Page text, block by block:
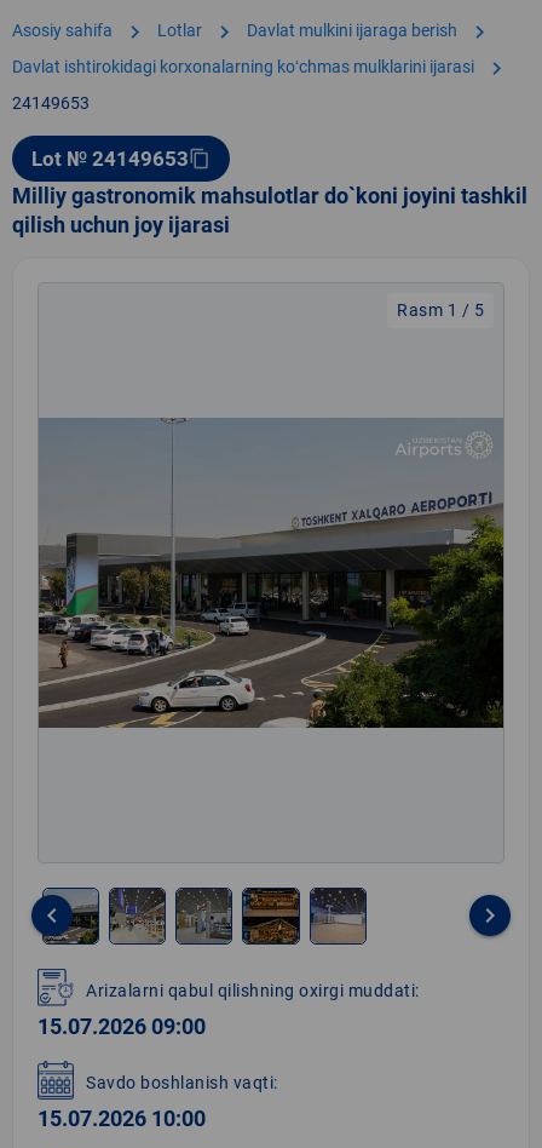
Asosiy sahifa chevron_right Lotlar chevron_right Davlat mulkini ijaraga berish chevron_right
Davlat ishtirokidagi korxonalarning koʻchmas mulklarini ijarasi chevron_right
24149653
Lot № 24149653content_copy
Milliy gastronomik mahsulotlar do`koni joyini tashkil
qilish uchun joy ijarasi
Rasm 1 / 5
1
of
5
keyboard_arrow_left keyboard_arrow_right
Arizalarni qabul qilishning oxirgi muddati:
15.07.2026 09:00
Savdo boshlanish vaqti:
15.07.2026 10:00